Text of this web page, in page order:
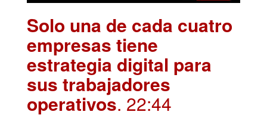
Solo una de cada cuatro
empresas tiene
estrategia digital para
sus trabajadores
operativos. 22:44